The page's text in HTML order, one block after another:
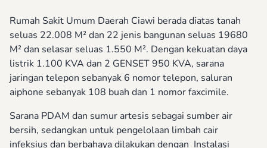
Rumah Sakit Umum Daerah Ciawi berada diatas tanah
seluas 22.008 M² dan 22 jenis bangunan seluas 19680
M² dan selasar seluas 1.550 M². Dengan kekuatan daya
listrik 1.100 KVA dan 2 GENSET 950 KVA, sarana
jaringan telepon sebanyak 6 nomor telepon, saluran
aiphone sebanyak 108 buah dan 1 nomor faxcimile.
Sarana PDAM dan sumur artesis sebagai sumber air
bersih, sedangkan untuk pengelolaan limbah cair
infeksius dan berbahaya dilakukan dengan Instalasi